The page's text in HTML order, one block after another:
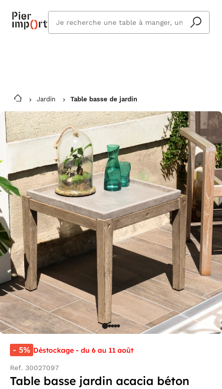
Vous êtes absent ? Pier Import s'adapte
et vous livre à votre retour.
En savoir plus
cherchez
vous ?
Jardin Table basse de jardin
- 5% Déstockage - du 6 au 11 août
Ref. 30027097
Table basse jardin acacia béton